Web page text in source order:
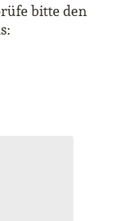
bitte den